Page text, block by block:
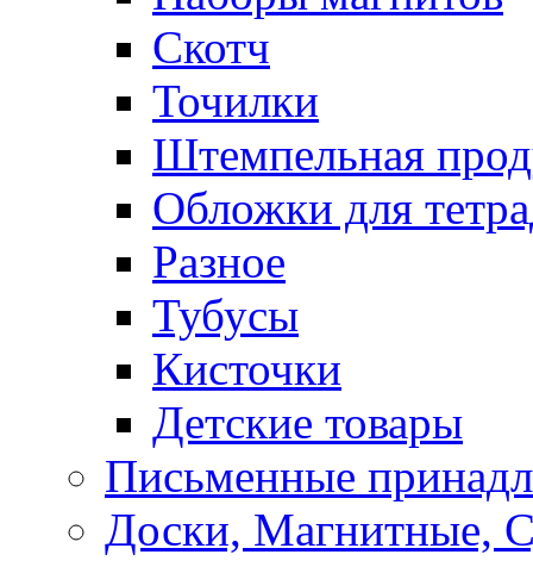
Скотч
Точилки
Штемпельная
Обложки для
Разное
Тубусы
Кисточки
Детские товары
Письменные
Доски, Магнитные,